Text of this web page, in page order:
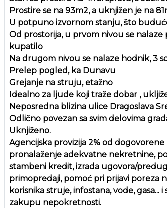
Prostire se na 93m2, a uknjižen je na
U potpuno izvornom stanju, što
Od prostorija, u prvom nivou se nalaze
kupatilo
Na drugom nivou se nalaze hodnik, 3
Prelep pogled, ka Dunavu
Grejanje na struju, etažno
Idealno za ljude koji traže dobar ,
Neposredna blizina ulice Dragoslava
Odlično povezan sa svim delovima
Uknjiženo.
Agencijska provizija 2% od
pronalaženje adekvatne nekretnine,
stambeni kredit, izrada ugovora/
primopredaji, pomoć pri prijavi poreza
korisnika struje, infostana, vode,
zakupu nepokretnosti.